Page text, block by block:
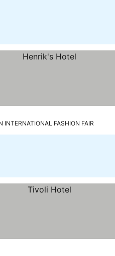
FASHION FAIR